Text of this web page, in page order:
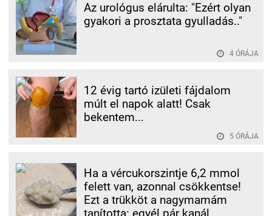
Az urológus elárulta: "Ezért olyan
gyakori a prosztata gyulladás.."
4 ÓRÁJA
12 évig tartó izületi fájdalom
múlt el napok alatt! Csak
bekentem...
5 ÓRÁJA
Ha a vércukorszintje 6,2 mmol
felett van, azonnal csökkentse!
Ezt a trükköt a nagymamám